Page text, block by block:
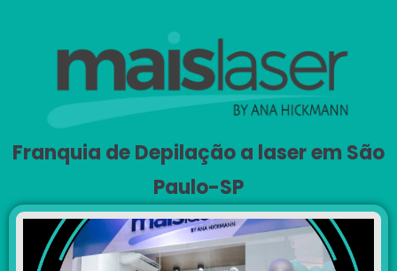
Franquia de Depilação a laser em São
Paulo-SP